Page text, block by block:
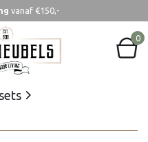
vanaf €150,-
0